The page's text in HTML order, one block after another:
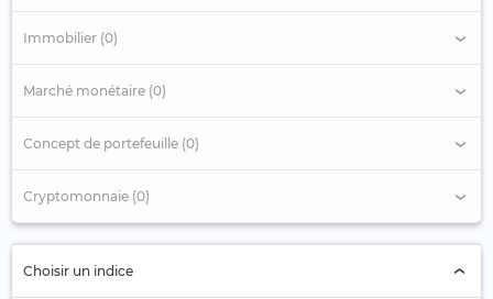
Immobilier (0)
Marché monétaire (0)
Concept de portefeuille (0)
Cryptomonnaie (0)
Choisir un indice